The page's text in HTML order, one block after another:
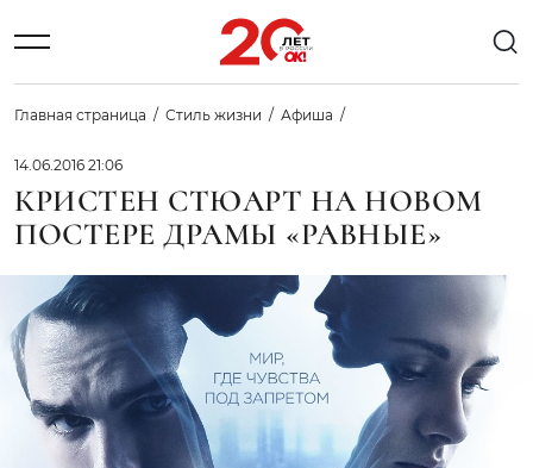
Главная страница Стиль жизни Афиша
14.06.2016 21:06
КРИСТЕН СТЮАРТ НА НОВОМ
ПОСТЕРЕ ДРАМЫ «РАВНЫЕ»